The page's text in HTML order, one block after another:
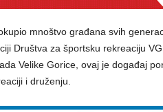
mnoštvo građana svih
Društva za športsku rekreaciju
Velike Gorice, ovaj je događaj
i druženju.